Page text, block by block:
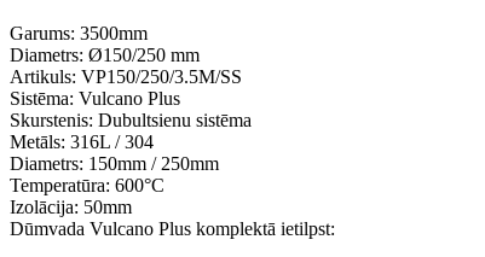
Garums: 3500mm
Diametrs: Ø150/250 mm
Artikuls: VP150/250/3.5M/SS
Sistēma: Vulcano Plus
Skurstenis: Dubultsienu sistēma
Metāls: 316L / 304
Diametrs: 150mm / 250mm
Temperatūra: 600°С
Izolācija: 50mm
Dūmvada Vulcano Plus komplektā ietilpst: